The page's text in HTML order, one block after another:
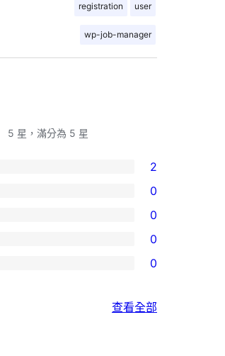
registration user
wp-job-manager
5 星，滿分為 5 星
2
0
0
0
0
查看全部